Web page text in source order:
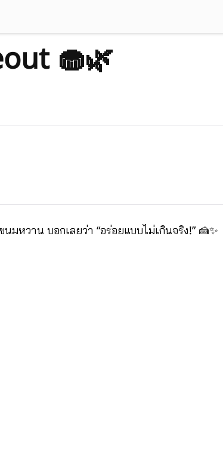
🧁🌿
หวาน บอกเลยว่า “อร่อยแบบไม่เกินจริง!” 🍰✨